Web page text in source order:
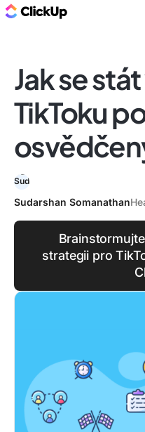
Jak se
TikToku
Sudarshan Somanathan
strategii pro